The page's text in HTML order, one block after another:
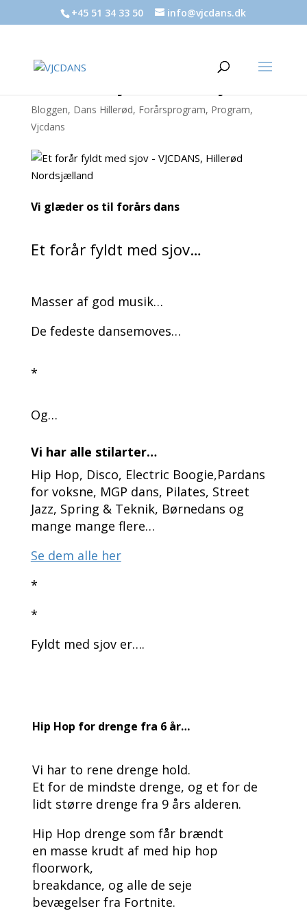
+45 51 34 33 50 info@vjcdans.dk
Bloggen, Dans Hillerød, Forårsprogram, Program,
Vjcdans
Vi glæder os til forårs dans
Et forår fyldt med sjov…
Masser af god musik…
De fedeste dansemoves…
*
Og…
Vi har alle stilarter…
Hip Hop, Disco, Electric Boogie,Pardans
for voksne, MGP dans, Pilates, Street
Jazz, Spring & Teknik, Børnedans og
mange mange flere…
Se dem alle her
*
*
Fyldt med sjov er….
Hip Hop for drenge fra 6 år…
Vi har to rene drenge hold.
Et for de mindste drenge, og et for de
lidt større drenge fra 9 års alderen.
Hip Hop drenge som får brændt
en masse krudt af med hip hop
floorwork,
breakdance, og alle de seje
bevægelser fra Fortnite.